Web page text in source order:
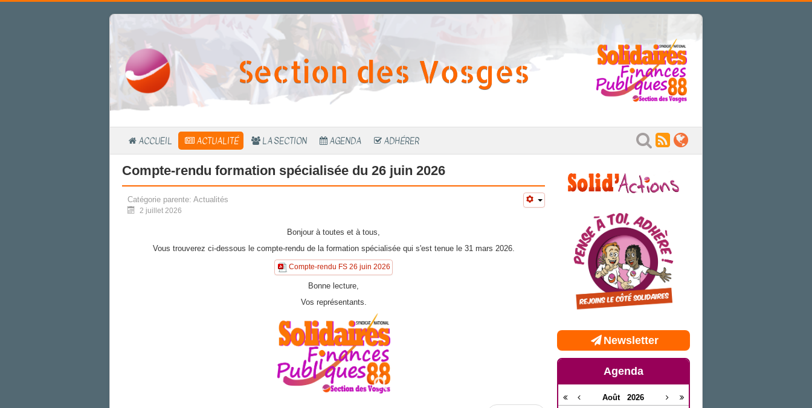
Section des Vosges
ACCUEIL ACTUALITÉ LA SECTION AGENDA ADHÉRER
Compte-rendu formation spécialisée du 26 juin 2026
Catégorie parente: Actualités
2 juillet 2026
Bonjour à toutes et à tous,
Vous trouverez ci-dessous le compte-rendu de la formation spécialisée qui s'est tenue le 31 mars 2026.
Compte-rendu FS 26 juin 2026
Bonne lecture,
Vos représentants.
Newsletter
Agenda
Août 2026